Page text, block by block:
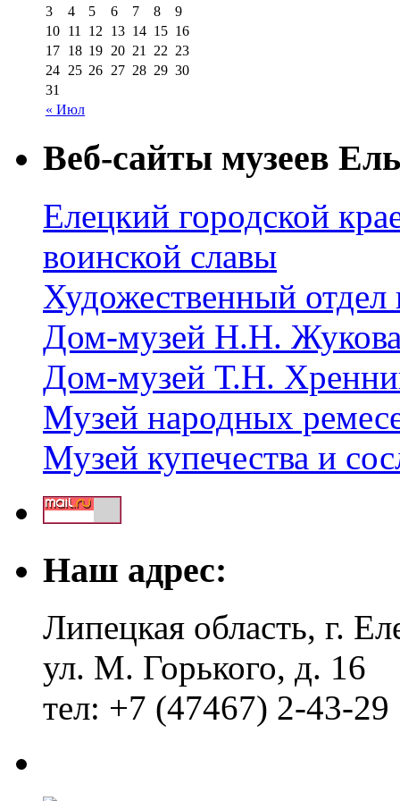
« Июл
3
4 5 6 7 8
9
10 11 12 13 14 15 16
17 18 19 20 21 22 23
24 25 26 27 28 29 30
31
Веб-сайты музеев
Елецкий городской
воинской славы
Художественный отдел
Дом-музей Н.Н.
Дом-музей Т.Н.
Музей народных
Музей купечества и
Наш адрес:
Липецкая область, г.
ул. М. Горького, д. 16
тел: +7 (47467) 2-43-29